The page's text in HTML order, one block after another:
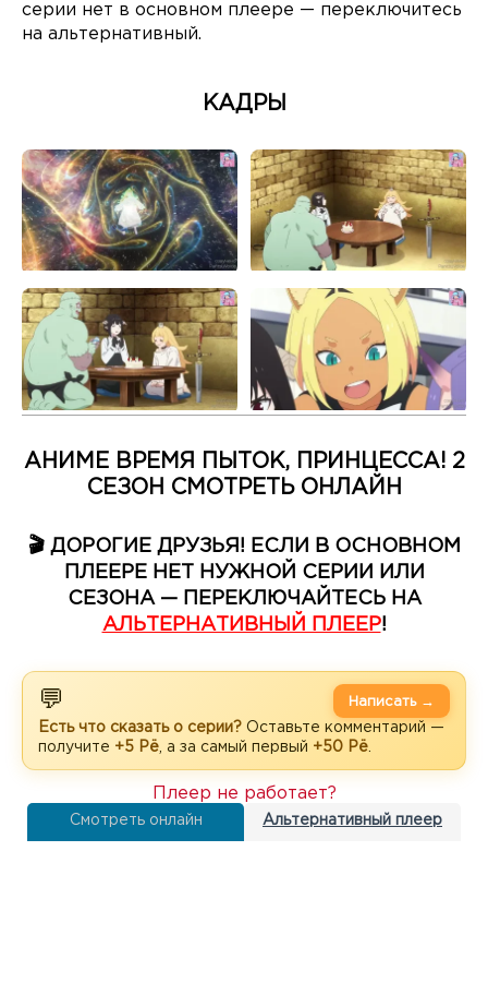
серии нет в основном плеере — переключитесь
на альтернативный.
КАДРЫ
АНИМЕ ВРЕМЯ ПЫТОК, ПРИНЦЕССА! 2
СЕЗОН СМОТРЕТЬ ОНЛАЙН
🎬 ДОРОГИЕ ДРУЗЬЯ! ЕСЛИ В ОСНОВНОМ
ПЛЕЕРЕ НЕТ НУЖНОЙ СЕРИИ ИЛИ
СЕЗОНА — ПЕРЕКЛЮЧАЙТЕСЬ НА
АЛЬТЕРНАТИВНЫЙ ПЛЕЕР!
💬
Есть что сказать о серии? Оставьте комментарий —
получите +5 Рё , а за самый первый +50 Рё
Написать →
Смотреть онлайн Альтернативный плеер
Плеер не работает?